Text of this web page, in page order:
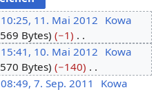
10:25, 11. Mai 2012 Kowa
569 Bytes
−1
15:41, 10. Mai 2012 Kowa
570 Bytes
−140
08:49, 7. Sep. 2011
Kowa